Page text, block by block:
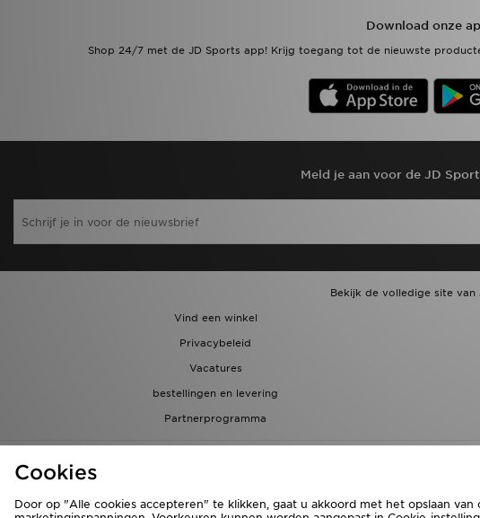
Download onze
Shop 24/7 met de JD Sports app! Krijg toegang tot de nieuwste
Meld je aan voor de JD
Bekijk de volledige site van
Vind een winkel
Privacybeleid
Vacatures
bestellingen en levering
Partnerprogramma
Cookies
Door op "Alle cookies accepteren" te klikken, gaat u akkoord met het opslaan